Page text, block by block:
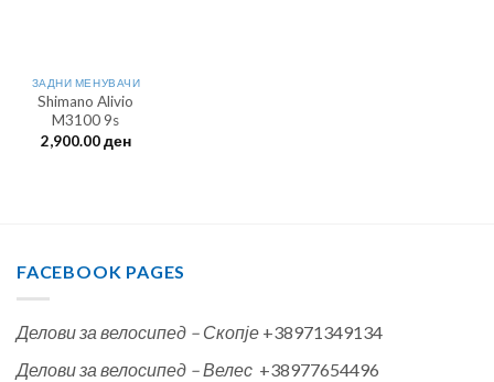
ЗАДНИ МЕНУВАЧИ
Shimano Alivio
M3100 9s
2,900.00ден
FACEBOOK PAGES
Делови за велосипед – Скопје +38971349134
Делови за велосипед – Велес +38977654496